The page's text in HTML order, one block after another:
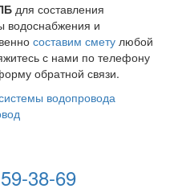
для составления
и
составим смету любой
с нами по телефону
обратной связи.
водопровода
38-69